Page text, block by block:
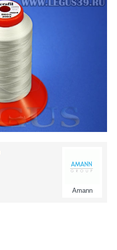
Amann